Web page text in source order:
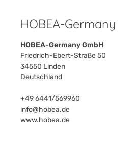
HOBEA-Germany
HOBEA-Germany GmbH
Friedrich-Ebert-Straße 50
34550 Linden
Deutschland
+49 6441/569960
info@hobea.de
www.hobea.de